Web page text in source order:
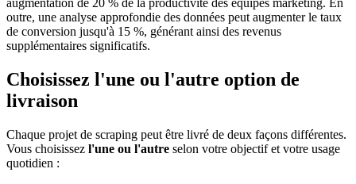
augmentation de 20 % de la productivité des équipes marketing. En
outre, une analyse approfondie des données peut augmenter le taux
de conversion jusqu'à 15 %, générant ainsi des revenus
supplémentaires significatifs.
Choisissez l'une ou l'autre option de
livraison
Chaque projet de scraping peut être livré de deux façons différentes.
Vous choisissez l'une ou l'autre selon votre objectif et votre usage
quotidien :